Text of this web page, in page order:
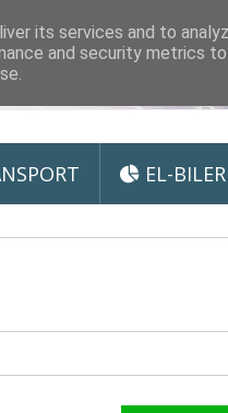
EL-BILER
its services and to
and security metrics